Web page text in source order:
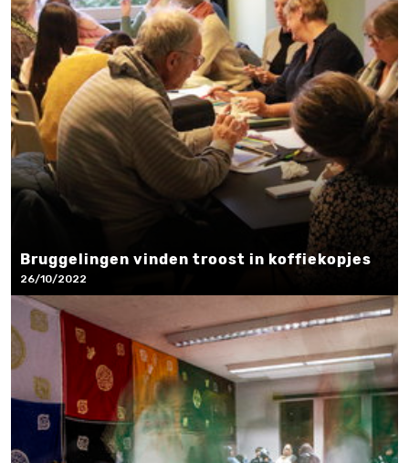
Bruggelingen vinden troost in koffiekopjes
26/10/2022